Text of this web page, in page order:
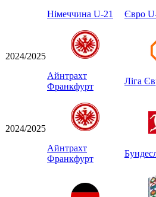
Німеччина U-21 Євро
2024/2025
Айнтрахт
Франкфурт
Ліга
2024/2025
Айнтрахт
Франкфурт